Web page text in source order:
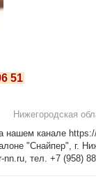
51
Нижегородская
нашем канале
"Снайпер", г.
тел. +7 (958)